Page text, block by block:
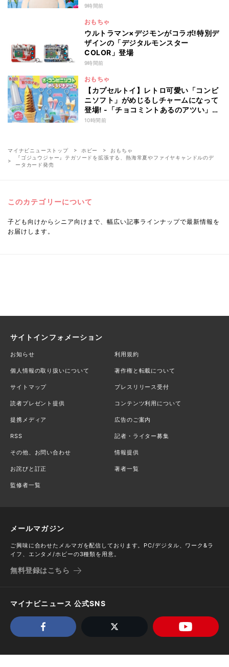
9時間前
おもちゃ
ウルトラマン×デジモンがコラボ!特別デ
ザインの「デジタルモンスター
COLOR」登場
9時間前
おもちゃ
【カプセルトイ】レトロ可愛い「コンビ
ニソフト」がめじるしチャームになって
登場! -「チョコミントあるのアツい」
「中身出せるのたのしい」と話題
10時間前
マイナビニューストップ ホビー
おもちゃ
『ゴジュウジャー』テガソードを拡張する、熱海常夏やファイヤキャンドルのデ
ータカード発売
このカテゴリーについて
子ども向けからシニア向けまで、幅広い記事ラインナップで最新情報を
お届けします。
サイトインフォメーション
お知らせ 利用規約
個人情報の取り扱いについて 著作権と転載について
サイトマップ プレスリリース受付
読者プレゼント提供 コンテンツ利用について
提携メディア 広告のご案内
RSS 記者・ライター募集
その他、お問い合わせ 情報提供
お詫びと訂正 著者一覧
監修者一覧
メールマガジン
ご興味に合わせたメルマガを配信しております。PC/デジタル、ワーク&ラ
イフ、エンタメ/ホビーの3種類を用意。
無料登録はこちら
マイナビニュース 公式SNS